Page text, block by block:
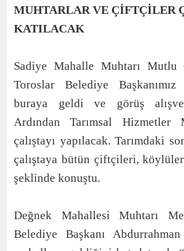
MUHTARLAR VE ÇİFTÇİLER
KATILACAK
Sadiye Mahalle Muhtarı Mutlu
Toroslar Belediye Başkanımız
buraya geldi ve görüş
Ardından Tarımsal Hizmetler
çalıştayı yapılacak. Tarımdaki
çalıştaya bütün çiftçileri,
şeklinde konuştu.
Değnek Mahallesi Muhtarı
Belediye Başkanı